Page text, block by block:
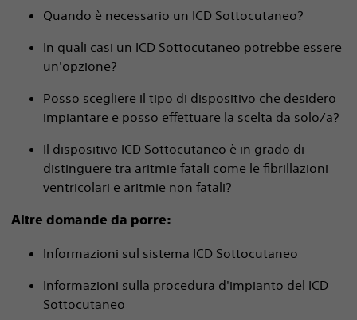
Quando è necessario un ICD Sottocutaneo?
In quali casi un ICD Sottocutaneo potrebbe essere
un'opzione?
Posso scegliere il tipo di dispositivo che desidero
impiantare e posso effettuare la scelta da solo/a?
Il dispositivo ICD Sottocutaneo è in grado di
distinguere tra aritmie fatali come le fibrillazioni
ventricolari e aritmie non fatali?
Altre domande da porre:
Informazioni sul sistema ICD Sottocutaneo
Informazioni sulla procedura d'impianto del ICD
Sottocutaneo